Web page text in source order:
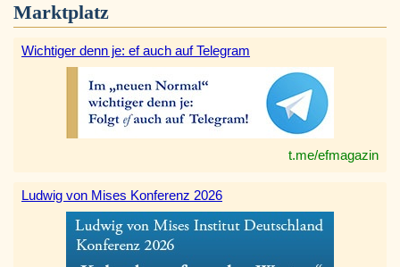
Marktplatz
Wichtiger denn je: ef auch auf Telegram
t.me/efmagazin
Ludwig von Mises Konferenz 2026